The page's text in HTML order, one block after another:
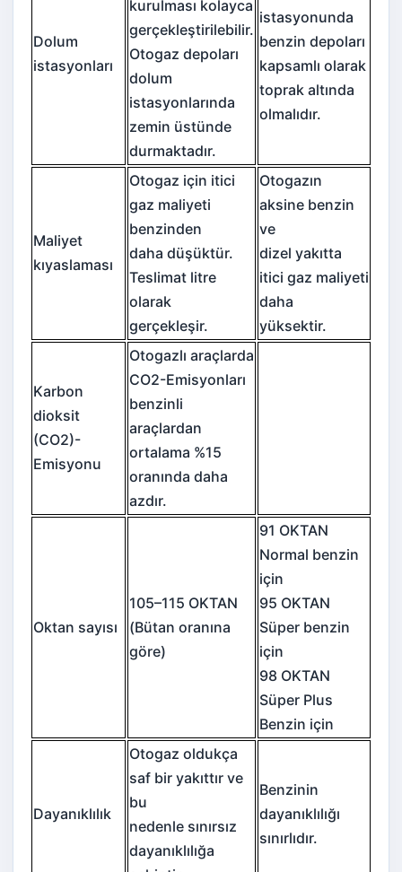
Dolum
istasyonları
kurulması kolayca
gerçekleştirilebilir.
Otogaz depoları
dolum
istasyonlarında
zemin üstünde
durmaktadır.
istasyonunda
benzin depoları
kapsamlı olarak
toprak altında
olmalıdır.
Maliyet
kıyaslaması
Otogaz için itici
gaz maliyeti
benzinden
daha düşüktür.
Teslimat litre
olarak
gerçekleşir.
Otogazın
aksine benzin
ve
dizel yakıtta
itici gaz maliyeti
daha
yüksektir.
Karbon
dioksit
(CO2)-
Emisyonu
Otogazlı araçlarda
CO2-Emisyonları
benzinli
araçlardan
ortalama %15
oranında daha
azdır.
Oktan sayısı
105–115 OKTAN
(Bütan oranına
göre)
91 OKTAN
Normal benzin
için
95 OKTAN
Süper benzin
için
98 OKTAN
Süper Plus
Benzin için
Dayanıklılık
Otogaz oldukça
saf bir yakıttır ve
bu
nedenle sınırsız
dayanıklılığa
Benzinin
dayanıklılığı
sınırlıdır.